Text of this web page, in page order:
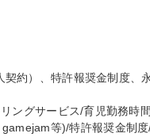
約）、特許報奨金制度、
ングサービス/育児勤務時
等)/特許報奨金制度